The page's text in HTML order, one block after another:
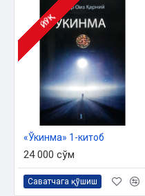
ЙЎҚ
«Ўкинма» 1-китоб
24 000 сўм
Саватчага қўшиш